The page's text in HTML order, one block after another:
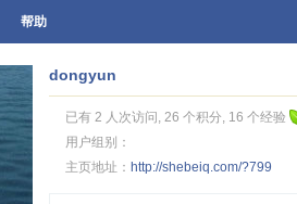
帮助
dongyun
已有 2 人次访问, 26 个积分, 16 个经验
用户组别：
主页地址： http://shebeiq.com/?799